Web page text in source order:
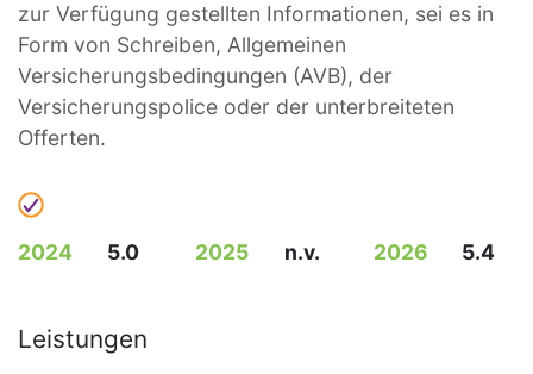
zur Verfügung gestellten Informationen, sei es in
Form von Schreiben, Allgemeinen
Versicherungsbedingungen (AVB), der
Versicherungspolice oder der unterbreiteten
Offerten.
2024 5.0 2025 n.v. 2026 5.4
Leistungen